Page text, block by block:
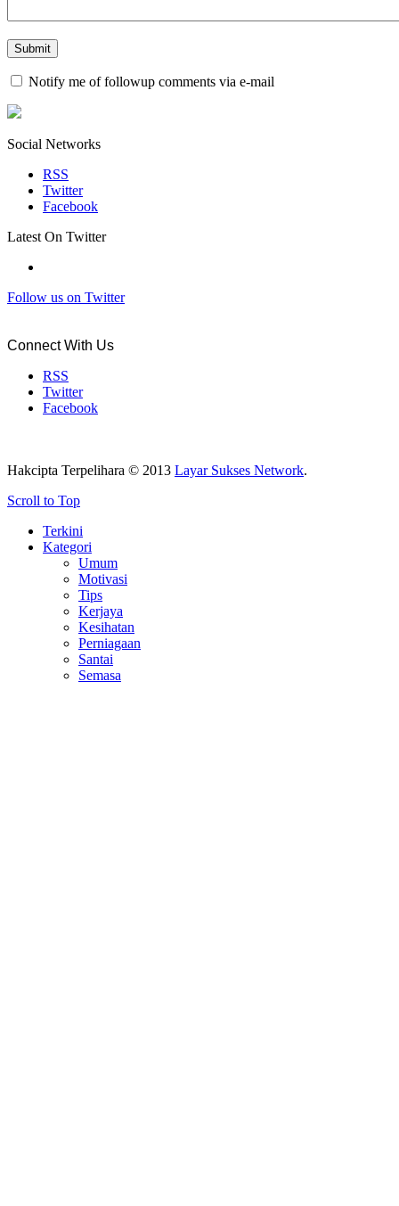
Notify me of followup comments via e-mail
Social Networks
RSS
Twitter
Facebook
Latest On Twitter
Follow us on Twitter
Connect With Us
RSS
Twitter
Facebook
Hakcipta Terpelihara © 2013 Layar Sukses Network.
Scroll to Top
Terkini
Kategori
Umum
Motivasi
Tips
Kerjaya
Kesihatan
Perniagaan
Santai
Semasa